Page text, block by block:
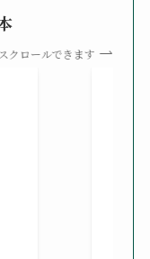
スクロールできます